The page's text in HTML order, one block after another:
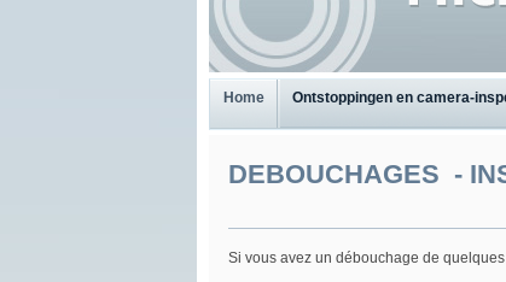
Home Ontstoppingen en camera-
DEBOUCHAGES -
Si vous avez un débouchage de